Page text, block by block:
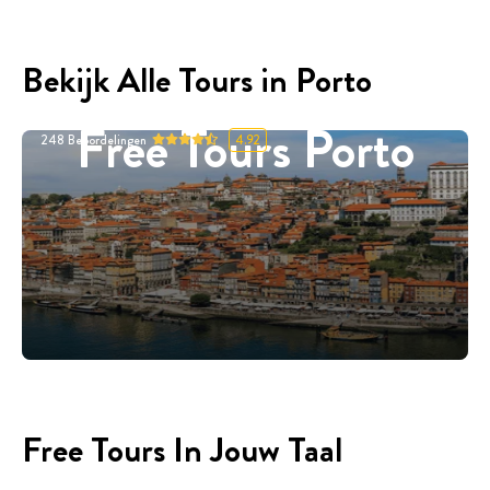
Bekijk Alle Tours in Porto
Free Tours Porto
248 Beoordelingen 4.92
Free Tours In Jouw Taal